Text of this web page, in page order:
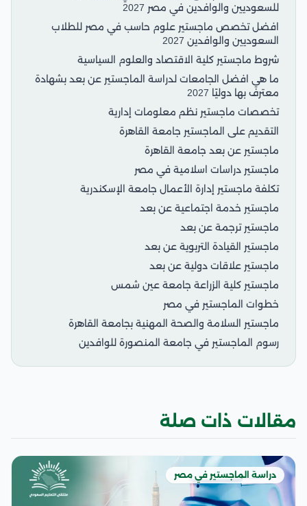
للسعوديين والوافدين في مصر 2027
افضل تخصص ماجستير علوم حاسب في مصر للطلاب
السعوديين والوافدين 2027
شروط ماجستير كلية الاقتصاد والعلوم السياسية
ما هي افضل الجامعات لدراسة الماجستير عن بعد بشهادة
معترف بها دوليًا 2027
تخصصات ماجستير نظم معلومات إدارية
التقديم على الماجستير جامعة القاهرة
ماجستير عن بعد جامعة القاهرة
ماجستير دراسات اسلامية في مصر
تكلفة ماجستير إدارة الأعمال جامعة الإسكندرية
ماجستير خدمة اجتماعية عن بعد
ماجستير ترجمة عن بعد
ماجستير القيادة التربوية عن بعد
ماجستير علاقات دولية عن بعد
ماجستير كلية الزراعة جامعة عين شمس
خطوات الماجستير في مصر
ماجستير السلامة والصحة المهنية بجامعة القاهرة
رسوم الماجستير في جامعة المنصورة للوافدين
مقالات ذات صلة
دراسة الماجستير في مصر